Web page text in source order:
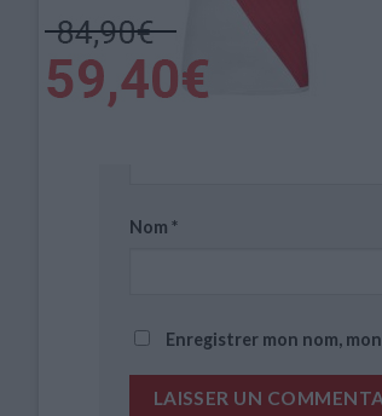
Commentaire*
Nom *
Enregistrer mon nom,